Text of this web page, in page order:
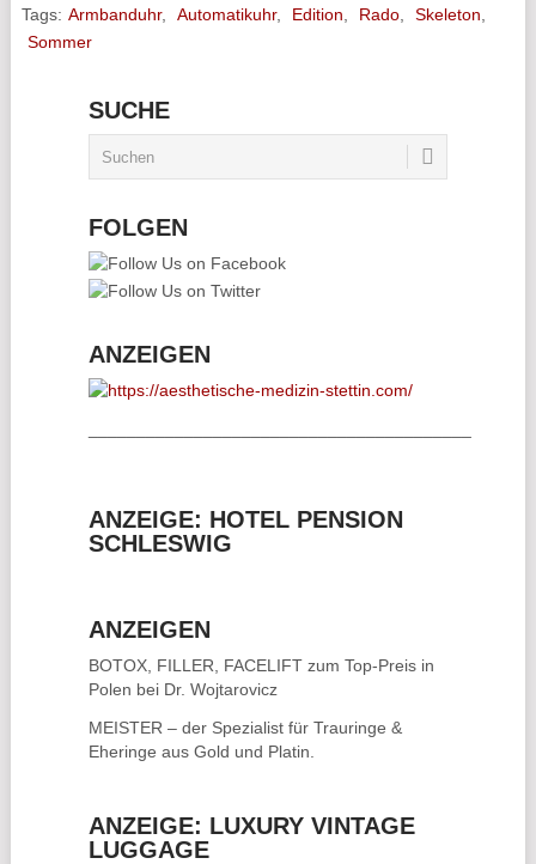
Tags: Armbanduhr, Automatikuhr, Edition, Rado, Skeleton,
Sommer
SUCHE
FOLGEN
ANZEIGEN
ANZEIGE: HOTEL PENSION
SCHLESWIG
ANZEIGEN
BOTOX, FILLER, FACELIFTzum Top-Preis in
Polen bei Dr. Wojtarovicz
MEISTER – der Spezialist für Trauringe &
Eheringe aus Gold und Platin.
ANZEIGE: LUXURY VINTAGE
LUGGAGE